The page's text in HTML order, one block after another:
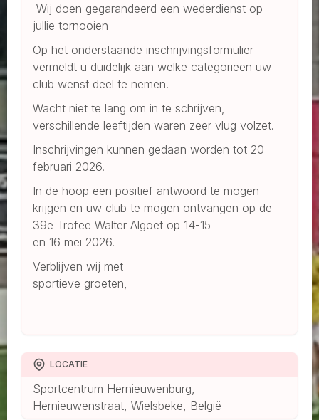
Wij doen gegarandeerd een wederdienst op
jullie tornooien
Op het onderstaande inschrijvingsformulier
vermeldt u duidelijk aan welke categorieën uw
club wenst deel te nemen.
Wacht niet te lang om in te schrijven,
verschillende leeftijden waren zeer vlug volzet.
Inschrijvingen kunnen gedaan worden tot 20
februari 2026.
In de hoop een positief antwoord te mogen
krijgen en uw club te mogen ontvangen op de
39e Trofee Walter Algoet op 14-15
en 16 mei 2026.
Verblijven wij met
sportieve groeten,
LOCATIE
Sportcentrum Hernieuwenburg,
Hernieuwenstraat, Wielsbeke, België